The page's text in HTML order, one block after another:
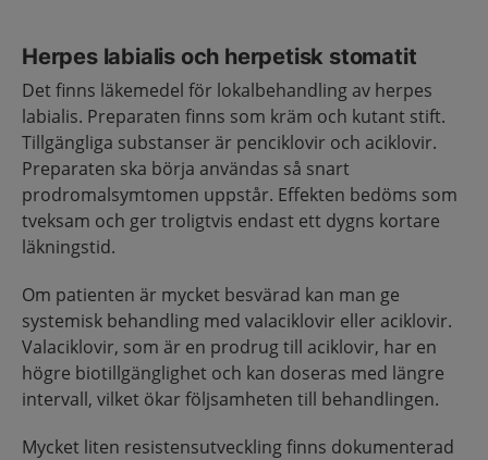
Herpes labialis och herpetisk stomatit
Det finns läkemedel för lokalbehandling av herpes
labialis. Preparaten finns som kräm och kutant stift.
Tillgängliga substanser är penciklovir och aciklovir.
Preparaten ska börja användas så snart
prodromalsymtomen uppstår. Effekten bedöms som
tveksam och ger troligtvis endast ett dygns kortare
läkningstid.
Om patienten är mycket besvärad kan man ge
systemisk behandling med valaciklovir eller aciklovir.
Valaciklovir, som är en prodrug till aciklovir, har en
högre biotillgänglighet och kan doseras med längre
intervall, vilket ökar följsamheten till behandlingen.
Mycket liten resistensutveckling finns dokumenterad